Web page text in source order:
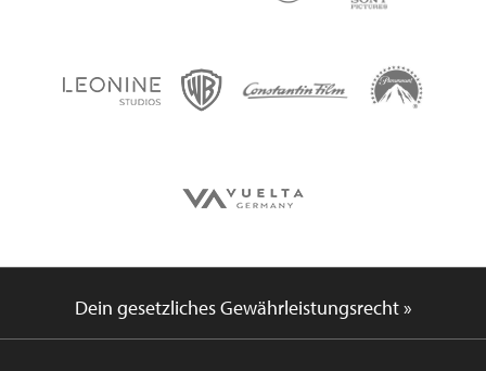
Dein gesetzliches Gewährleistungsrecht »